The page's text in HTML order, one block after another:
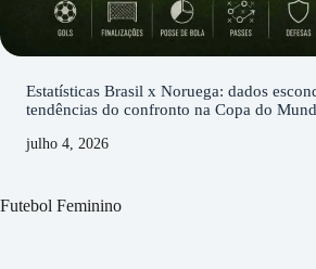
Estatísticas Brasil x Noruega: dados
tendências do confronto na Copa do
julho 4, 2026
Futebol Feminino